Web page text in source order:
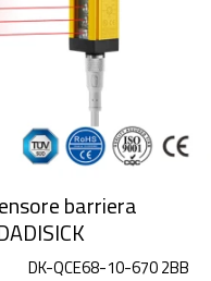
barriera
DK-QCE68-10-670 2BB